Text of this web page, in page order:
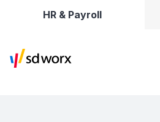
HR & Payroll